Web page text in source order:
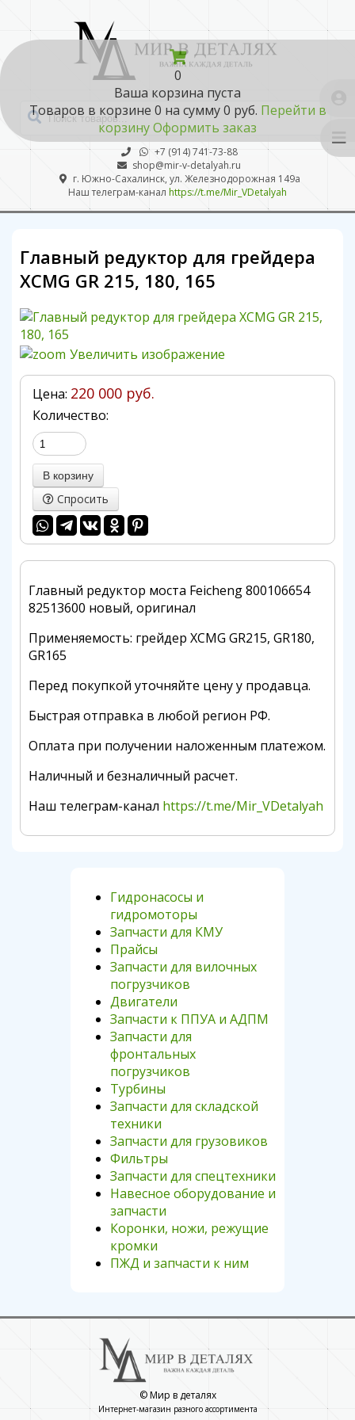
0
Ваша корзина пуста
Товаров в корзине 0 на сумму0 руб. Перейти в
корзинуОформить заказ
+7 (914) 741-73-88
shop@mir-v-detalyah.ru
г. Южно-Сахалинск, ул. Железнодорожная 149а
Наш телеграм-канал https://t.me/Mir_VDetalyah
Главный редуктор для грейдера
XCMG GR 215, 180, 165
Увеличить изображение
Цена: 220 000 руб.
Количество:
Спросить
Главный редуктор моста Feicheng 800106654
82513600 новый, оригинал
Применяемость: грейдер XCMG GR215, GR180,
GR165
Перед покупкой уточняйте цену у продавца.
Быстрая отправка в любой регион РФ.
Оплата при получении наложенным платежом.
Наличный и безналичный расчет.
Наш телеграм-канал https://t.me/Mir_VDetalyah
Гидронасосы и
гидромоторы
Запчасти для КМУ
Прайсы
Запчасти для вилочных
погрузчиков
Двигатели
Запчасти к ППУА и АДПМ
Запчасти для
фронтальных
погрузчиков
Турбины
Запчасти для складской
техники
Запчасти для грузовиков
Фильтры
Запчасти для спецтехники
Навесное оборудование и
запчасти
Коронки, ножи, режущие
кромки
ПЖД и запчасти к ним
© Мир в деталях
Интернет-магазин разного ассортимента